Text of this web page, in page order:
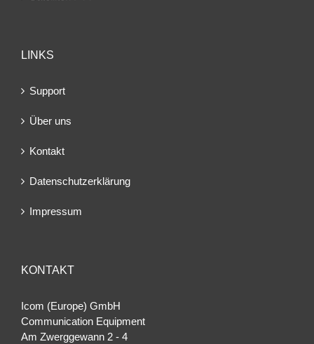
LINKS
Support
Über uns
Kontakt
Datenschutzerklärung
Impressum
KONTAKT
Icom (Europe) GmbH
Communication Equipment
Am Zwerggewann 2 ‐ 4